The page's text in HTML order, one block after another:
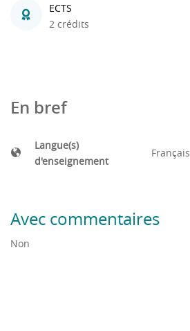
ECTS
2 crédits
En bref
Langue(s)
d'enseignement
Français
Avec commentaires
Non